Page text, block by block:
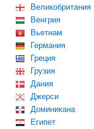
Великобритания
Венгрия
Вьетнам
Германия
Греция
Грузия
Дания
Джерси
Доминикана
Египет